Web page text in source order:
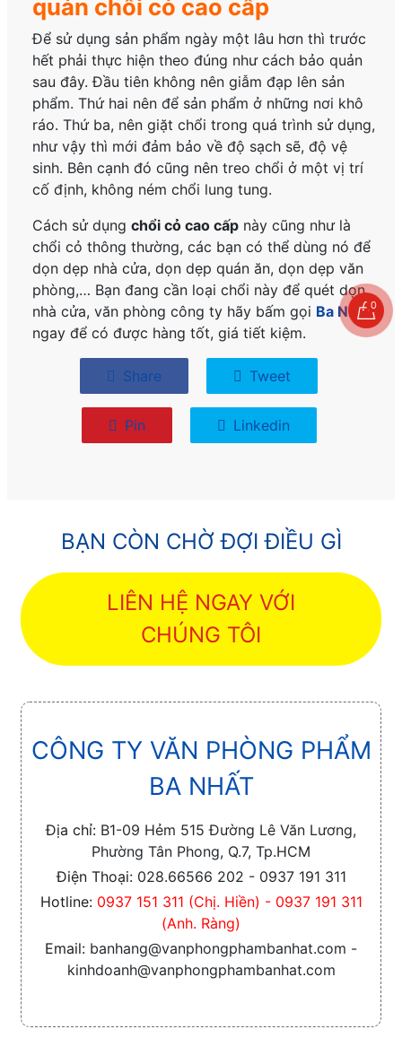
quản chổi cỏ cao cấp
Để sử dụng sản phẩm ngày một lâu hơn thì trước
hết phải thực hiện theo đúng như cách bảo quản
sau đây. Đầu tiên không nên giẫm đạp lên sản
phẩm. Thứ hai nên để sản phẩm ở những nơi khô
ráo. Thứ ba, nên giặt chổi trong quá trình sử dụng,
như vậy thì mới đảm bảo về độ sạch sẽ, độ vệ
sinh. Bên cạnh đó cũng nên treo chổi ở một vị trí
cố định, không ném chổi lung tung.
Cách sử dụngchổi cỏ cao cấp này cũng như là
chổi cỏ thông thường, các bạn có thể dùng nó để
dọn dẹp nhà cửa, dọn dẹp quán ăn, dọn dẹp văn
phòng,… Bạn đang cần loại chổi này để quét dọn
nhà cửa, văn phòng công ty hãy bấm gọi Ba Nhất
ngay để có được hàng tốt, giá tiết kiệm.
Share Tweet
Pin Linkedin
BẠN CÒN CHỜ ĐỢI ĐIỀU GÌ
LIÊN HỆ NGAY VỚI
CHÚNG TÔI
CÔNG TY VĂN PHÒNG PHẨM
BA NHẤT
Địa chỉ: B1-09 Hẻm 515 Đường Lê Văn Lương,
Phường Tân Phong, Q.7, Tp.HCM
Điện Thoại: 028.66566 202 - 0937 191 311
Hotline: 0937 151 311 (Chị. Hiền) - 0937 191 311
(Anh. Ràng)
Email: banhang@vanphongphambanhat.com -
kinhdoanh@vanphongphambanhat.com
0